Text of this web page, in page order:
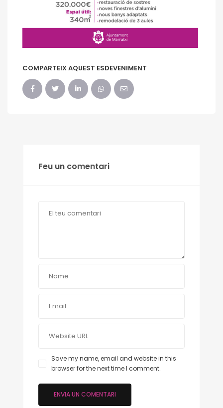
COMPARTEIX AQUEST ESDEVENIMENT
Feu un comentari
Save my name, email and website in this
browser for the next time I comment.